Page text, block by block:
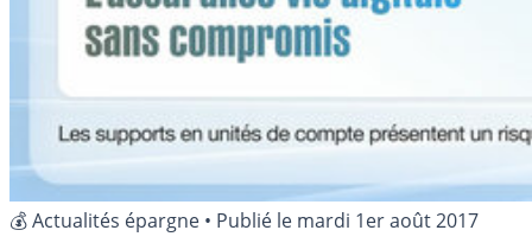
💰 Actualités épargne • Publié le mardi 1er août 2017